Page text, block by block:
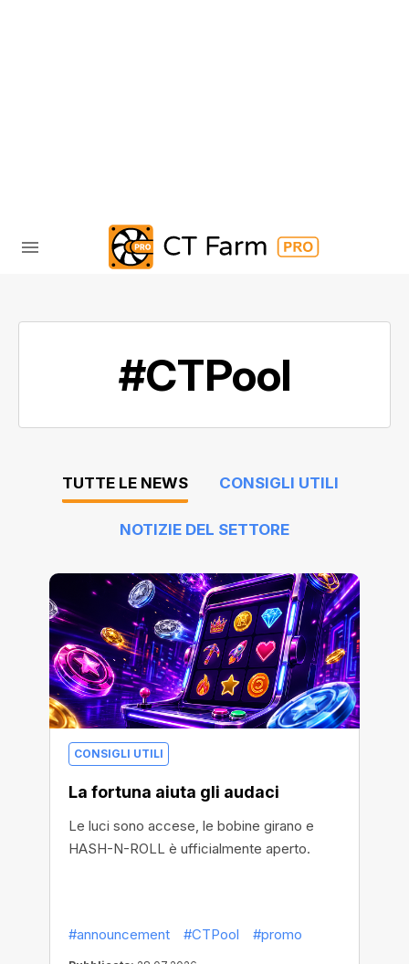
#CTPool
TUTTE LE NEWS CONSIGLI UTILI
NOTIZIE DEL SETTORE
CONSIGLI UTILI
La fortuna aiuta gli audaci
Le luci sono accese, le bobine girano e
HASH-N-ROLL è ufficialmente aperto.
#announcement #CTPool #promo